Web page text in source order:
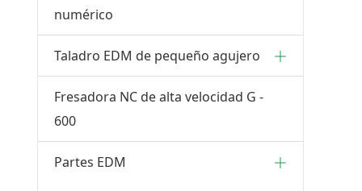
numérico
Taladro EDM de pequeño agujero
Fresadora NC de alta velocidad G -
600
Partes EDM